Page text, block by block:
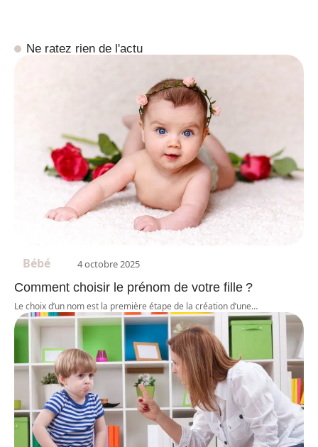
Ne ratez rien de l'actu
Bébé 4 octobre 2025
Comment choisir le prénom de votre fille ?
Le choix d’un nom est la première étape de la création d’une…